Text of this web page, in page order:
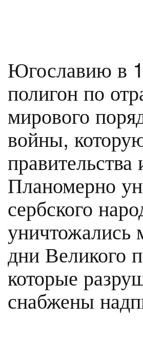
Югославию в
полигон по
мирового
войны,
Планомерно
сербского
уничтожались
дни Великого
которые
снабжены